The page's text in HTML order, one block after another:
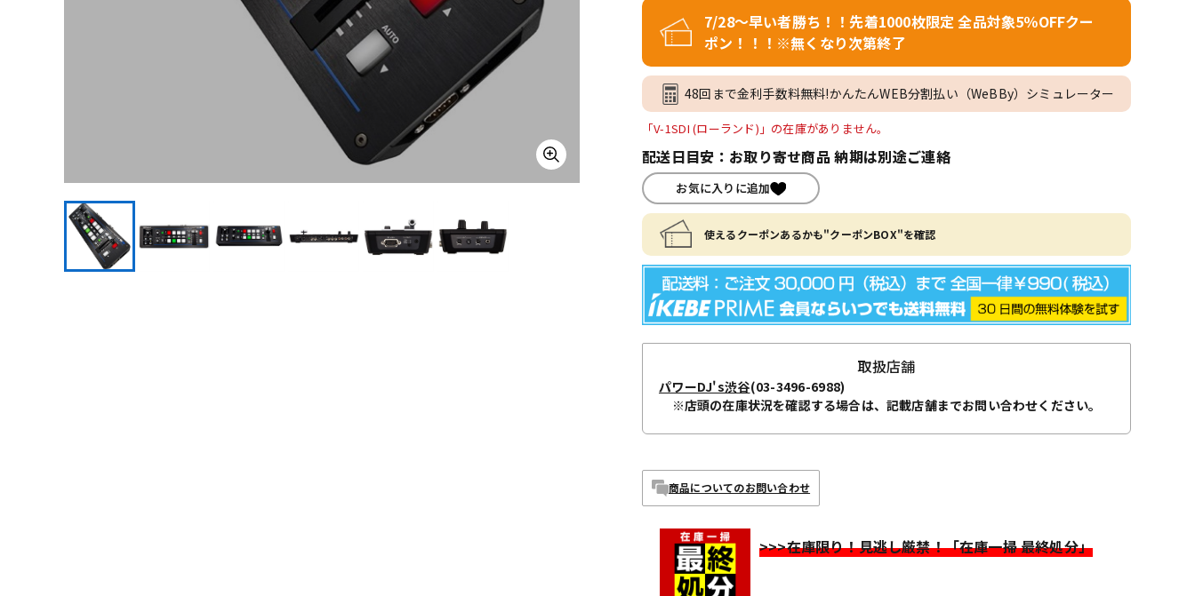
7/28～早い者勝ち！！先着1000枚限定 全品対象5％OFFクー
ポン！！！※無くなり次第終了
48回まで金利手数料無料!かんたんWEB分割払い（WeBBy）シミュレーター
「V-1SDI (ローランド)」の在庫がありません。
配送日目安：お取り寄せ商品 納期は別途ご連絡
お気に入りに追加
使えるクーポンあるかも"クーポンBOX"を確認
取扱店舗
パワーDJ's渋谷(03-3496-6988)
※店頭の在庫状況を確認する場合は、記載店舗までお問い合わせください。
商品についてのお問い合わせ
>>>在庫限り！見逃し厳禁！「在庫一掃 最終処分」